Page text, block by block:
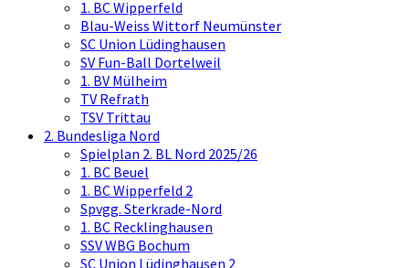
1. BC Wipperfeld
Blau-Weiss Wittorf Neumünster
SC Union Lüdinghausen
SV Fun-Ball Dortelweil
1. BV Mülheim
TV Refrath
TSV Trittau
2. Bundesliga Nord
Spielplan 2. BL Nord 2025/26
1. BC Beuel
1. BC Wipperfeld 2
Spvgg. Sterkrade-Nord
1. BC Recklinghausen
SSV WBG Bochum
SC Union Lüdinghausen 2